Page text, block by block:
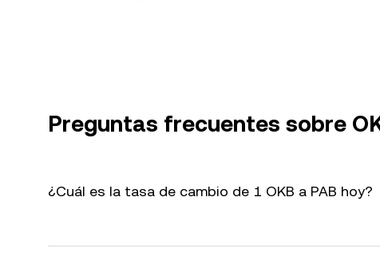
Preguntas frecuentes sobre
¿Cuál es la tasa de cambio de 1 OKB a PAB hoy?